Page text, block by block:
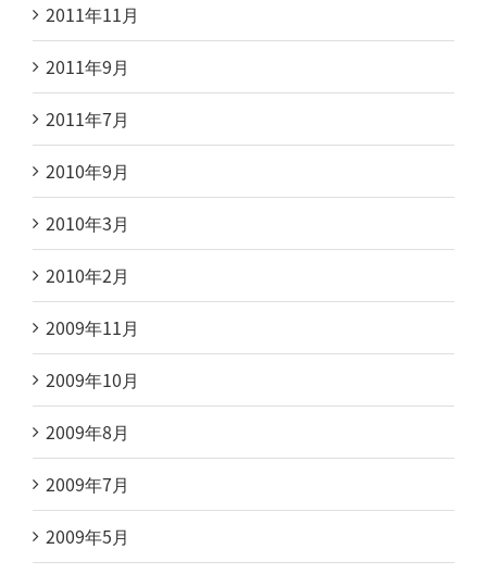
2011年11月
2011年9月
2011年7月
2010年9月
2010年3月
2010年2月
2009年11月
2009年10月
2009年8月
2009年7月
2009年5月